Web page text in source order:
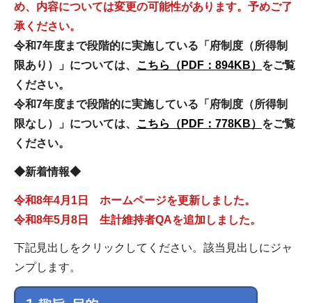
め、内容については変更の可能性があります。予めご了
承ください。
令和7年度まで段階的に実施している「府制度（所得制
限あり）」については、 こちら（PDF：894KB） をご覧
ください。
令和7年度まで段階的に実施している「府制度（所得制
限なし）」については、 こちら（PDF：778KB） をご覧
ください。
◆新着情報◆
令和8年4月1日 ホームページを更新しました。
令和8年5月8日 生計維持者QAを追加しました。
下記見出しをクリックしてください。該当見出しにジャ
ンプします。